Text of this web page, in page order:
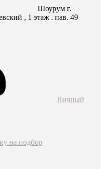
Шоурум г.
, 1 этаж . пав. 49
Личный
на подбор